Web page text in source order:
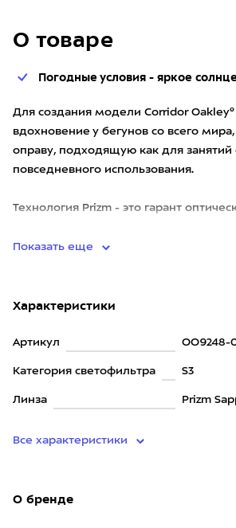
О товаре
Погодные условия - яркое солнце
Для создания модели Corridor
вдохновение у бегунов со всего
оправу, подходящую как для занятий
повседневного использования.
Технология Prizm - это гарант
Показать еще
Характеристики
Артикул OO9248-
Категория светофильтра S3
Линза Prizm
Все характеристики
О бренде